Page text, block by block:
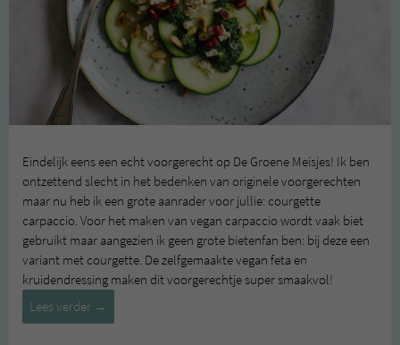
Eindelijk eens een echt voorgerecht op De Groene Meisjes! Ik ben
ontzettend slecht in het bedenken van originele voorgerechten
maar nu heb ik een grote aanrader voor jullie: courgette
carpaccio. Voor het maken van vegan carpaccio wordt vaak biet
gebruikt maar aangezien ik geen grote bietenfan ben: bij deze een
variant met courgette. De zelfgemaakte vegan feta en
kruidendressing maken dit voorgerechtje super smaakvol!
Lees verder Courgette
carpaccio
→